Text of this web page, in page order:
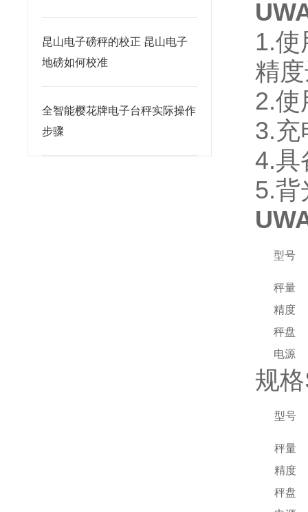
昆山电子磅秤的校正 昆山电子
地磅如何校准
全智能樱花牌电子台秤实际操作
步骤
1.使
精
2.使
3.充
4.具
5.背
型号
秤量
精度
秤盘
电源
规
型号
秤量
精度
秤盘